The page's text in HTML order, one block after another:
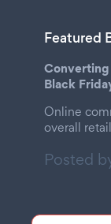
Featured
Converting
Black
Online
overall
Posted